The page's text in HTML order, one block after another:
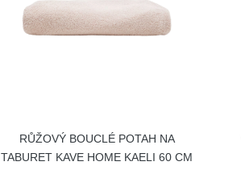
RŮŽOVÝ BOUCLÉ POTAH NA
TABURET KAVE HOME KAELI 60 CM